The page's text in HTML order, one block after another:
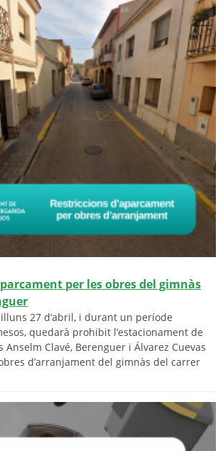
per les obres del gimnàs
27 d’abril, i durant un període
quedarà prohibit l’estacionament de
Anselm Clavé, Berenguer i Álvarez Cuevas
d’arranjament del gimnàs del carrer